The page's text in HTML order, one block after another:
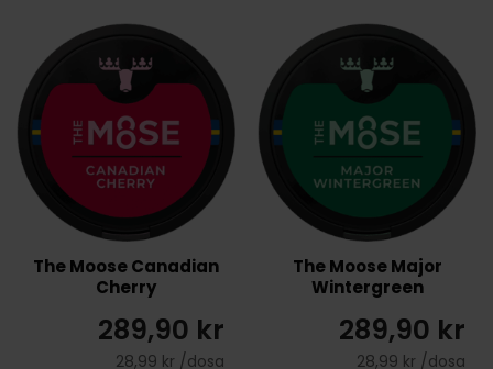
The Moose Canadian
Cherry
289,90 kr
28,99 kr /dosa
The Moose Major
Wintergreen
289,90 kr
28,99 kr /dosa